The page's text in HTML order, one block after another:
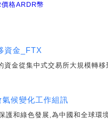
格ARDR幣
資金_FTX
金從集中式交易所大規模轉
候變化工作組訊
護和綠色發展,為中國和全球環